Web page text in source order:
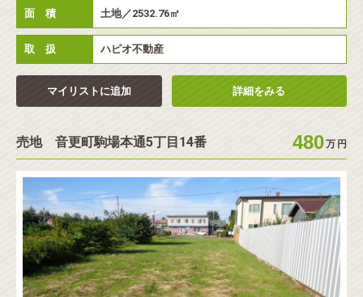
面 積 土地／2532.76㎡
取 扱 ハピオ不動産
マイリストに追加 詳細をみる
売地 音更町駒場本通5丁目14番 480万 円